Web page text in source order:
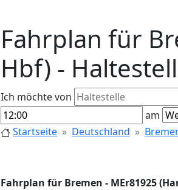
Fahrplan für
Hbf) -
Ich möchte von
am
Startseite Deutschland
Fahrplan für Bremen - MEr81925